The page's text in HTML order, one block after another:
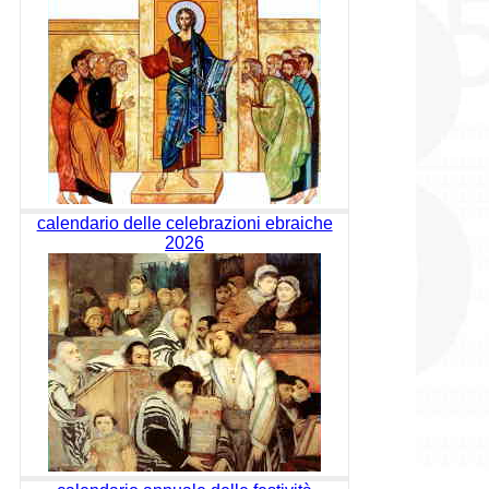
calendario delle celebrazioni ebraiche
2026